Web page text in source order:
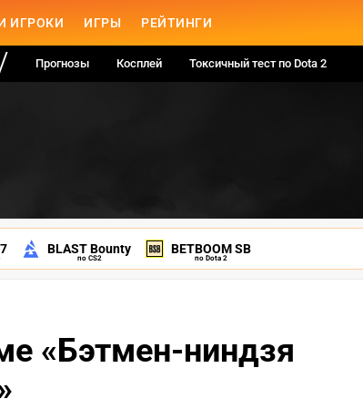
ИГРОКИ ИГРЫ РЕЙТИНГИ
Прогнозы Косплей Токсичный тест по Dota 2
BLAST Bounty
по CS2
BETBOOM SB
по Dota 2
«Бэтмен-ниндзя